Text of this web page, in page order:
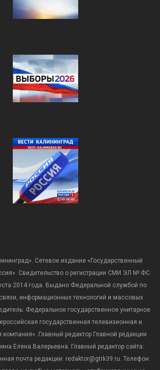
Сетевое издание «Государственный
Свидетельство о регистрации СМИ ЭЛ № ФС
2014 года. Выдано Федеральной службой по
информационных технологий и массовых
Федеральное государственное унитарное
государственная телевизионная и
Главный редактор Главной редакции
Елена Валерьевна. Главный редактор сайта:
почта редакции: redaktor@gtrk39.ru. Телефон: